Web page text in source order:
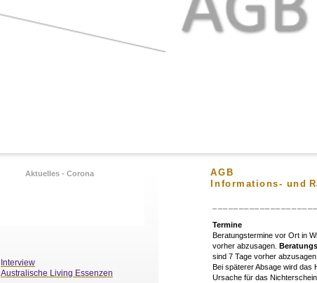
Aktuelles - Corona
Interview
Australische Living Essenzen
AGB
Informations- und
Termine
Beratungstermine vor Ort in
vorher abzusagen.
sind 7 Tage vorher abzusagen.
Bei späterer Absage wird das
Ursache für das